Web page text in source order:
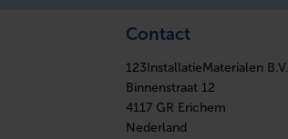
Contact
123InstallatieMaterialen B.V.
Binnenstraat 12
4117 GR Erichem
Nederland